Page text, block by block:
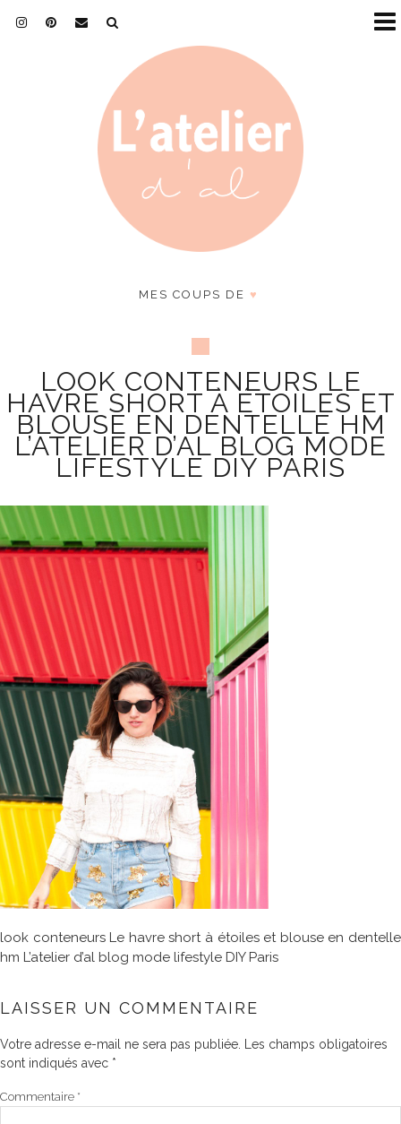
MES COUPS DE ♥
LOOK CONTENEURS LE
HAVRE SHORT À ÉTOILES ET
BLOUSE EN DENTELLE HM
L’ATELIER D’AL BLOG MODE
LIFESTYLE DIY PARIS
look conteneurs Le havre short à étoiles et blouse en dentelle
hm L’atelier d’al blog mode lifestyle DIY Paris
LAISSER UN COMMENTAIRE
Votre adresse e-mail ne sera pas publiée.
Les champs obligatoires
sont indiqués avec *
Commentaire *